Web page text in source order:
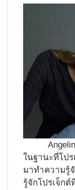
ในฐานะที่โปร
มาทำความรู้
รู้จักโปรเจ็ก